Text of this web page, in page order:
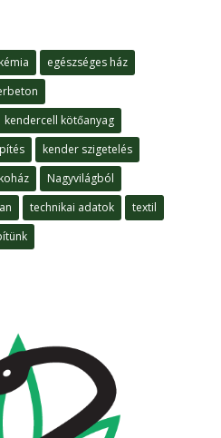
egészséges ház
kendercell kötőanyag
kender szigetelés
Nagyvilágból
technikai adatok
textil